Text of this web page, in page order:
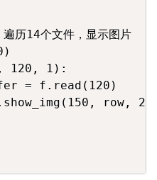
个文件，显示图片
120, 1):
= f.read(120)
row,